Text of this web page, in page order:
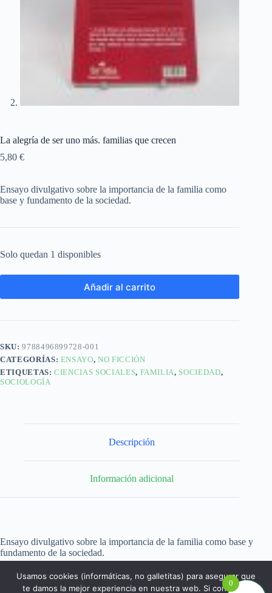
La alegría de ser uno más. familias que crecen
5,80 €
Ensayo divulgativo sobre la importancia de la familia como
base y fundamento de la sociedad.
Solo quedan 1 disponibles
Añadir al carrito
SKU:9788496899728-001
CATEGORÍAS: ENSAYO,NO FICCIÓN
ETIQUETAS:CIENCIAS SOCIALES, FAMILIA, SOCIEDAD,
SOCIOLOGÍA
Descripción
Información adicional
Ensayo divulgativo sobre la importancia de la familia como base y
fundamento de la sociedad.
0
Usamos cookies (informáticas, no galletitas) para asegurar que
te damos la mejor experiencia en nuestra web. Si continúas